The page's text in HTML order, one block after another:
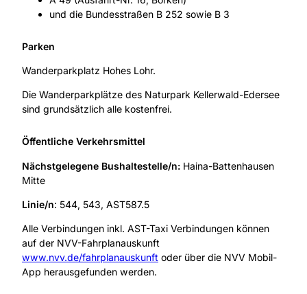
und die Bundesstraßen B 252 sowie B 3
Parken
Wanderparkplatz Hohes Lohr.
Die Wanderparkplätze des Naturpark Kellerwald-Edersee
sind grundsätzlich alle kostenfrei.
Öffentliche Verkehrsmittel
Nächstgelegene Bushaltestelle/n: Haina-Battenhausen
Mitte
Linie/n: 544, 543, AST587.5
Alle Verbindungen inkl. AST-Taxi Verbindungen können
auf der NVV-Fahrplanauskunft
www.nvv.de/fahrplanauskunft oder über die NVV Mobil-
App herausgefunden werden.